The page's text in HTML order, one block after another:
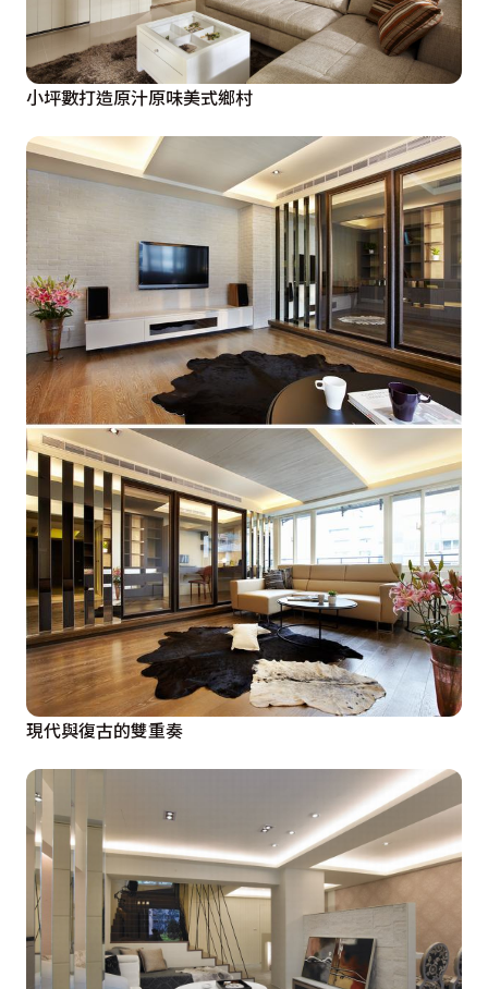
小坪數打造原汁原味美式鄉村
現代與復古的雙重奏